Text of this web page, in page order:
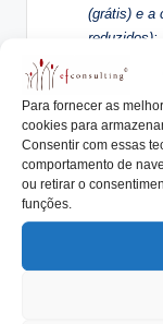
Para fornecer as
cookies para
Consentir com essas
comportamento de
ou retirar o
funções.
(grátis) e a
reduzidos);
mobilizar a
oceanos
Este retrato
empresária e o
empresarial e a